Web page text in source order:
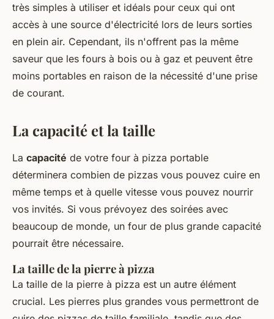
très simples à utiliser et idéals pour ceux qui ont
accès à une source d'électricité lors de leurs sorties
en plein air. Cependant, ils n'offrent pas la même
saveur que les fours à bois ou à gaz et peuvent être
moins portables en raison de la nécessité d'une prise
de courant.
La capacité et la taille
La capacité de votre four à pizza portable
déterminera combien de pizzas vous pouvez cuire en
même temps et à quelle vitesse vous pouvez nourrir
vos invités. Si vous prévoyez des soirées avec
beaucoup de monde, un four de plus grande capacité
pourrait être nécessaire.
La taille de la pierre à pizza
La taille de la pierre à pizza est un autre élément
crucial. Les pierres plus grandes vous permettront de